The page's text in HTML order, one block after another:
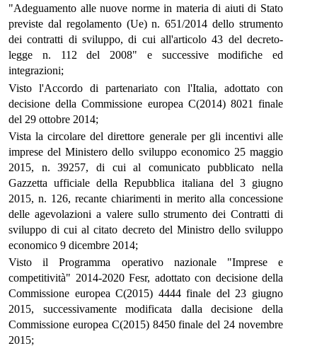
"Adeguamento alle nuove norme in materia di aiuti di Stato
previste dal regolamento (Ue) n. 651/2014 dello strumento
dei contratti di sviluppo, di cui all'articolo 43 del decreto-
legge n. 112 del 2008" e successive modifiche ed
integrazioni;
Visto l'Accordo di partenariato con l'Italia, adottato con
decisione della Commissione europea C(2014) 8021 finale
del 29 ottobre 2014;
Vista la circolare del direttore generale per gli incentivi alle
imprese del Ministero dello sviluppo economico 25 maggio
2015, n. 39257, di cui al comunicato pubblicato nella
Gazzetta ufficiale della Repubblica italiana del 3 giugno
2015, n. 126, recante chiarimenti in merito alla concessione
delle agevolazioni a valere sullo strumento dei Contratti di
sviluppo di cui al citato decreto del Ministro dello sviluppo
economico 9 dicembre 2014;
Visto il Programma operativo nazionale "Imprese e
competitività" 2014-2020 Fesr, adottato con decisione della
Commissione europea C(2015) 4444 finale del 23 giugno
2015, successivamente modificata dalla decisione della
Commissione europea C(2015) 8450 finale del 24 novembre
2015;